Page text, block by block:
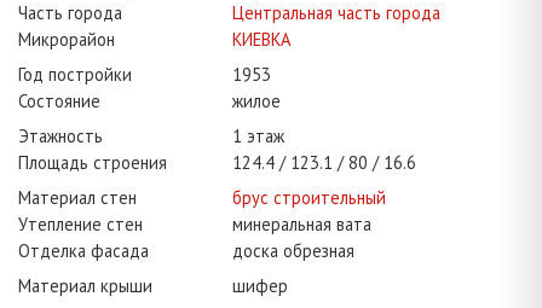
Часть города
Центральная часть города
Микрорайон
КИЕВКА
Год постройки
1953
Состояние
жилое
Этажность
1 этаж
Площадь строения
124.4 123.1 80
16.6
Материал стен
брус строительный
Утепление стен
минеральная вата
Отделка фасада
доска обрезная
Материал крыши
шифер